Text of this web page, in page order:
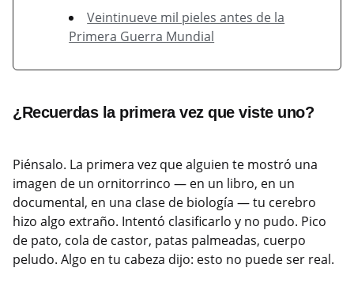
Veintinueve mil pieles antes de la
Primera Guerra Mundial
¿Recuerdas la primera vez que viste uno?
Piénsalo. La primera vez que alguien te mostró una
imagen de un ornitorrinco — en un libro, en un
documental, en una clase de biología — tu cerebro
hizo algo extraño. Intentó clasificarlo y no pudo. Pico
de pato, cola de castor, patas palmeadas, cuerpo
peludo. Algo en tu cabeza dijo: esto no puede ser real.